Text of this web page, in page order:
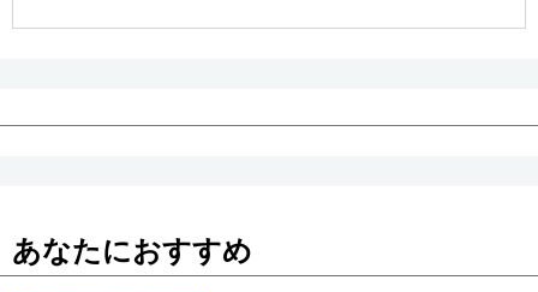
あなたにおすすめ